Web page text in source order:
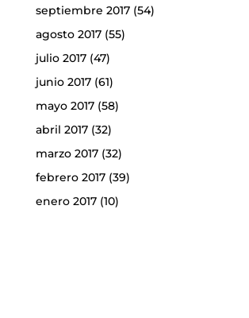
septiembre 2017(54)
agosto 2017(55)
julio 2017(47)
junio 2017(61)
mayo 2017(58)
abril 2017(32)
marzo 2017(32)
febrero 2017(39)
enero 2017(10)